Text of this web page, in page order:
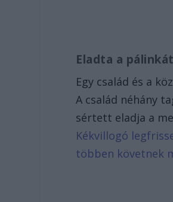
Eladta a pálinkát
Egy család és a
A család néhány
sértett eladja a
Kékvillogó
többen követnek